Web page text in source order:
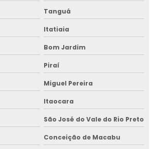
para fornalha no nordeste
de armazém graneleiro
de armazém graneleiro na bahia
de armazém graneleiro no nordeste
de base de silos
de base de silos em bahia
Tanguá
Itatiaia
Bom Jardim
Piraí
Miguel Pereira
Itaocara
São José do Vale do Rio Preto
Conceição de Macabu